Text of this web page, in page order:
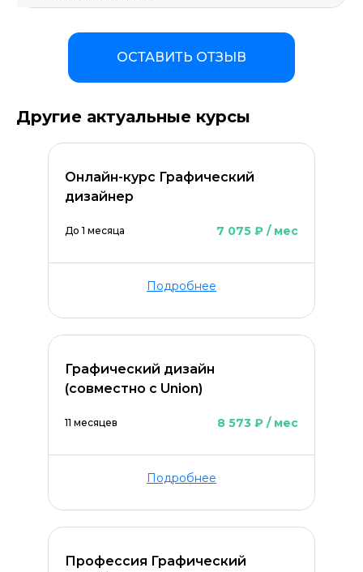
ОСТАВИТЬ ОТЗЫВ
Другие актуальные курсы
Онлайн-курс Графический
дизайнер
До 1 месяца 7 075 ₽ / мес
Подробнее
Графический дизайн
(совместно с Union)
11 месяцев 8 573 ₽ / мес
Подробнее
Профессия Графический